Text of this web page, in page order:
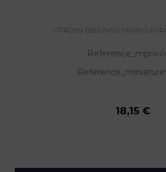
CITROEN BERLINGO 1.9 600 D
Reference_mpn
Reference_miniature
18,15 €